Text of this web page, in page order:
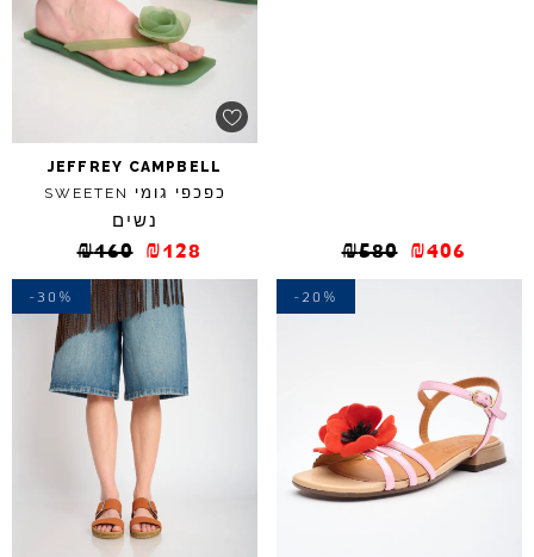
₪580 ₪406
JEFFREY CAMPBELL
כפכפי גומי SWEETEN
נשים
₪160 ₪128
-20%
-30%